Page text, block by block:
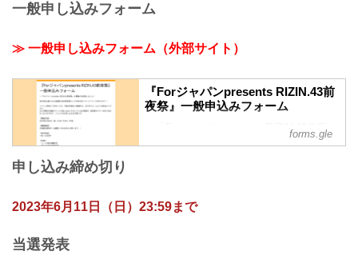
一般申し込みフォーム
≫ 一般申し込みフォーム（外部サイト）
『Forジャパンpresents RIZIN.43前
夜祭』一般申込みフォーム
＼「Forジャパンpresents RIZIN.43前夜
イベント参加につきましては、下記の内
forms.gle
申し込み締め切り
2023年6月11日（日）23:59まで
当選発表